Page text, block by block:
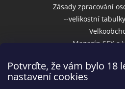
Potvrďte, že vám bylo 18
nastavení cookies
Zásady zpracování
--velikostní
Magazín SEX a